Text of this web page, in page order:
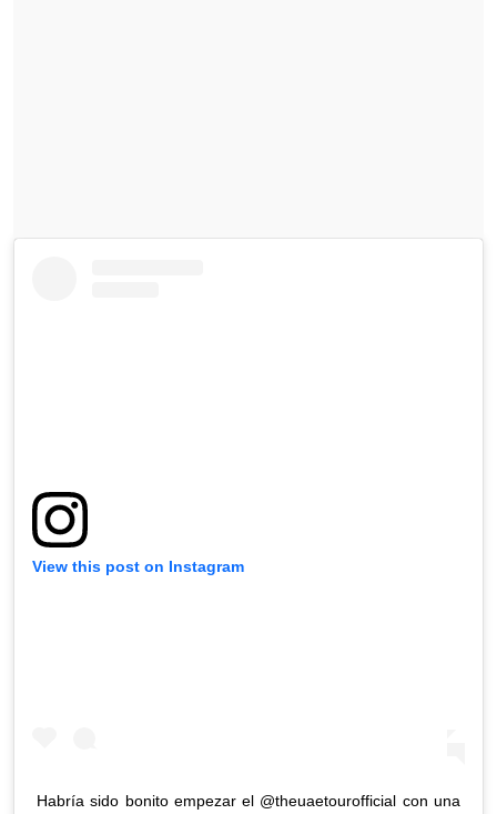
View this post on Instagram
Habría sido bonito empezar el @theuaetourofficial con una